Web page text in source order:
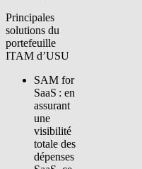
Principales
solutions du
portefeuille
ITAM d’USU
SAM for
SaaS : en
assurant
une
visibilité
totale des
dépenses